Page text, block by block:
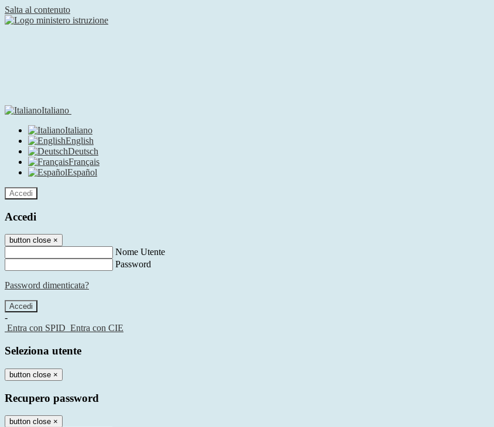
Salta al contenuto
Italiano
Italiano
English
Deutsch
Français
Español
Accedi
Accedi
button close ×
Nome Utente
Password
Password dimenticata?
-
Entra con SPID Entra con CIE
Seleziona utente
button close ×
Recupero password
button close ×